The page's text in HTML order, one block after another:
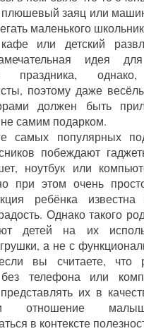
заяц или
маленького
или детский
идея
праздника,
поэтому даже
должен быть
самим подарком.
самых популярных
побеждают
ноутбук или
при этом очень
ребёнка
Однако такого
детей на их
а не с
вы считаете, что
без телефона или
их в
отношение
в контексте